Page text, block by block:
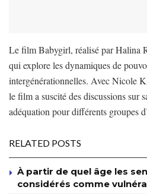
Le film Babygirl, réalisé par Halina
qui explore les dynamiques de
intergénérationnelles. Avec Nicole
le film a suscité des discussions sur
adéquation pour différents groupes
RELATED POSTS
À partir de quel âge les
considérés comme